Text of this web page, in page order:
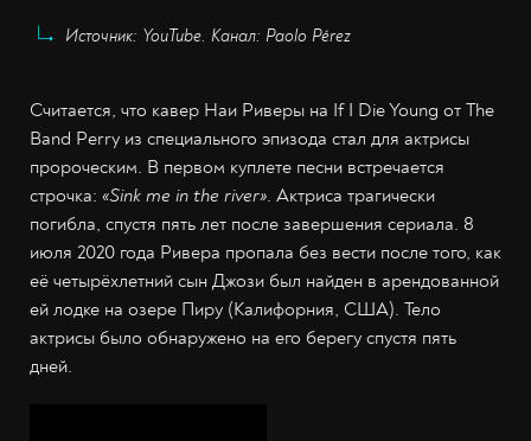
Источник: YouTube. Канал: Paolo Pérez
Считается, что кавер Наи Риверы на If I Die Young от The
Band Perry из специального эпизода стал для актрисы
пророческим. В первом куплете песни встречается
строчка: «Sink me in the river». Актриса трагически
погибла, спустя пять лет после завершения сериала. 8
июля 2020 года Ривера пропала без вести после того, как
её четырёхлетний сын Джози был найден в арендованной
ей лодке на озере Пиру (Калифорния, США). Тело
актрисы было обнаружено на его берегу спустя пять
дней.